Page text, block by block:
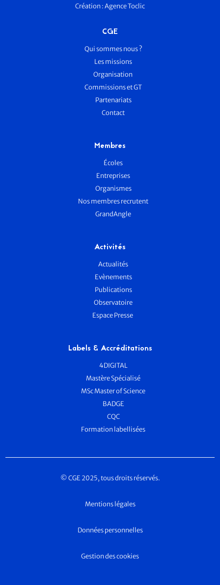
Création :Agence Toclic
CGE
Qui sommes nous ?
Les missions
Organisation
Commissions et GT
Partenariats
Contact
Membres
Écoles
Entreprises
Organismes
Nos membres recrutent
GrandAngle
Activités
Actualités
Evènements
Publications
Observatoire
Espace Presse
Labels & Accréditations
4DIGITAL
Mastère Spécialisé
MSc Master of Science
BADGE
CQC
Formation labellisées
© CGE 2025, tous droits réservés.
Mentions légales
Données personnelles
Gestion des cookies